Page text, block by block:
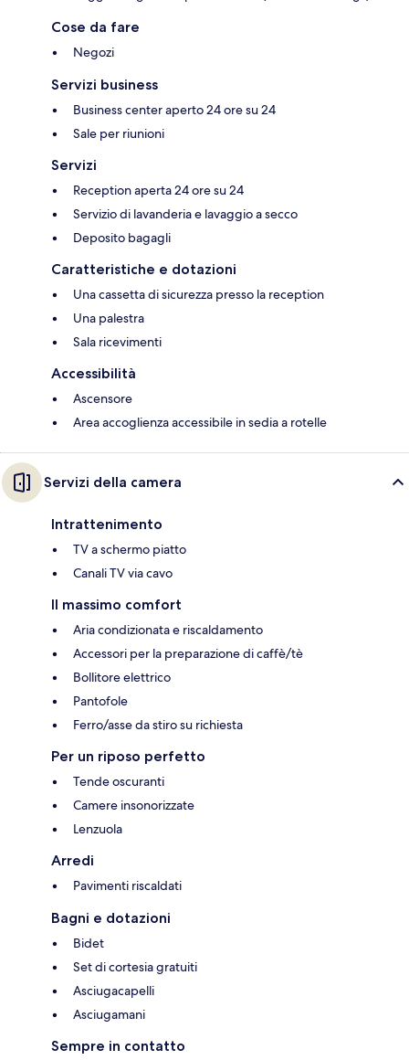
Cose da fare
Negozi
Servizi business
Business center aperto 24 ore su 24
Sale per riunioni
Servizi
Reception aperta 24 ore su 24
Servizio di lavanderia e lavaggio a secco
Deposito bagagli
Caratteristiche e dotazioni
Una cassetta di sicurezza presso la reception
Una palestra
Sala ricevimenti
Accessibilità
Ascensore
Area accoglienza accessibile in sedia a rotelle
Servizi della camera
Intrattenimento
TV a schermo piatto
Canali TV via cavo
Il massimo comfort
Aria condizionata e riscaldamento
Accessori per la preparazione di caffè/tè
Bollitore elettrico
Pantofole
Ferro/asse da stiro su richiesta
Per un riposo perfetto
Tende oscuranti
Camere insonorizzate
Lenzuola
Arredi
Pavimenti riscaldati
Bagni e dotazioni
Bidet
Set di cortesia gratuiti
Asciugacapelli
Asciugamani
Sempre in contatto